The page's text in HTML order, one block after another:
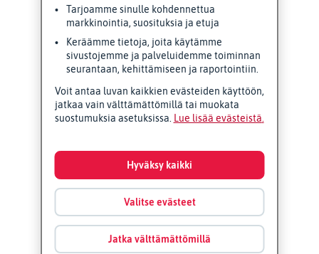
Tarjoamme sinulle kohdennettua
markkinointia, suosituksia ja etuja
Keräämme tietoja, joita käytämme
sivustojemme ja palveluidemme toiminnan
seurantaan, kehittämiseen ja raportointiin.
Voit antaa luvan kaikkien evästeiden käyttöön,
jatkaa vain välttämättömillä tai muokata
suostumuksia asetuksissa. Lue lisää evästeistä
Valitse evästeet
Jatka välttämättömillä
Hyväksy kaikki